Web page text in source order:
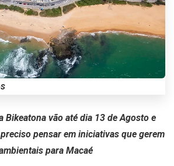
Bikeatona vão até dia 13 de Agosto e
pensar em iniciativas que gerem
para Macaé